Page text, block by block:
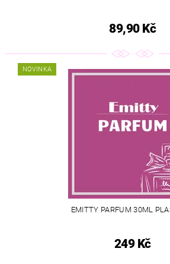
89,90 Kč
NOVINKA
EMITTY PARFUM 30ML
249 Kč